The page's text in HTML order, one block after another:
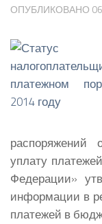
ОПУБЛИКОВАНО
уплату
Федерации»
информации в
платежей в